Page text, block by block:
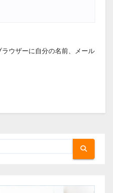
ウザーに自分の名前、メール